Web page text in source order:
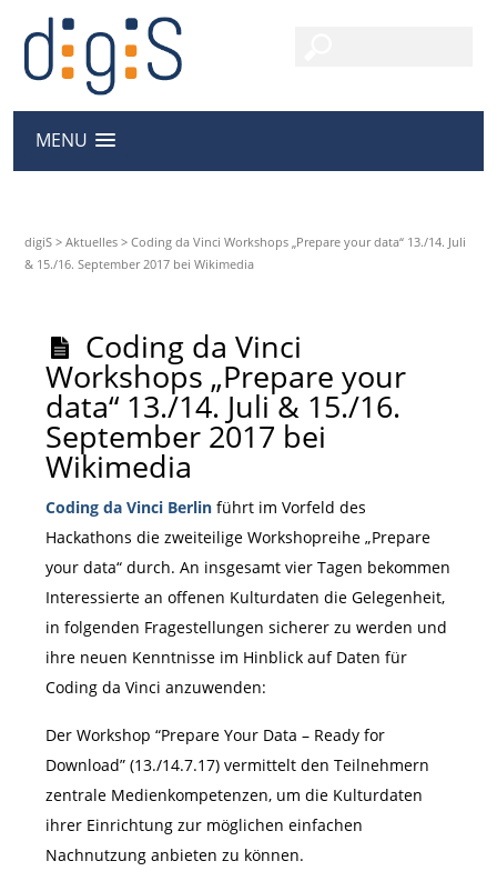
MENU
digiS >Aktuelles >Coding da Vinci Workshops „Prepare your data“ 13./14. Juli
& 15./16. September 2017 bei Wikimedia
Coding da Vinci
Workshops „Prepare your
data“ 13./14. Juli & 15./16.
September 2017 bei
Wikimedia
Coding da Vinci Berlinführt im Vorfeld des
Hackathons die zweiteilige Workshopreihe „Prepare
your data“ durch. An insgesamt vier Tagen bekommen
Interessierte an offenen Kulturdaten die Gelegenheit,
in folgenden Fragestellungen sicherer zu werden und
ihre neuen Kenntnisse im Hinblick auf Daten für
Coding da Vinci anzuwenden:
Der Workshop “Prepare Your Data – Ready for
Download” (13./14.7.17) vermittelt den Teilnehmern
zentrale Medienkompetenzen, um die Kulturdaten
ihrer Einrichtung zur möglichen einfachen
Nachnutzung anbieten zu können.